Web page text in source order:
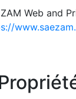
Web and